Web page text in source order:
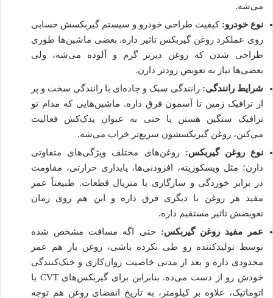
می‌شه.
نوع خودرو:کیفیت طراحی خودرو و سیستم گیربکسش حسابی
روی عملکرد روغن گیربکس تاثیر داره. بعضی ماشین‌ها طوری
طراحی شدن که روغن دیرتر گرم و آلوده می‌شه، ولی
بعضی‌ها نیاز به تعویض زودتر دارن.
شرایط رانندگی: رانندگی سبک و جاده‌ای با رانندگی سخت و پر
از ترافیک زمین تا آسمون فرق داره. ماشین‌هایی که مدام تو
ترافیک سنگین هستن یا حتی به عنوان یدک‌کش فعالیت
می‌کنن، روغن گیربکسشون سریع‌تر خراب می‌شه.
نوع روغن گیربکس:روغن‌های مختلف ویژگی‌های متفاوتی
دارن؛ مثل ویسکوزیته، افزودنی‌ها، پایداری حرارتی، مقاومت
در برابر خوردگی و سازگاری با متریال قطعات. طبیعتاً عمر
مفید هر روغن با دیگری فرق داره و این هم روی زمان
تعویضش تاثیر مستقیم داره.
عمر مفید روغن گیربکس:حتی اگه مسافت مشخص شده
توسط تولیدکننده رو طی نکرده باشی، روغن باز هم عمر
محدودی داره و بعد از مدتی خاصیت روان‌کاری و خنک‌کنندگی
خودش رو از دست می‌ده. بنابراین برای گیربکس‌های CVT یا
اتوماتیک، علاوه بر کیلومتر، به تاریخ انقضای روغن هم توجه